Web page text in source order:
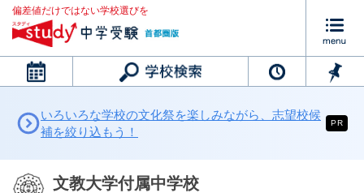
偏差値だけではない学校選びを
カレンダー
いろいろな学校の文化祭を楽しみながら、志望校候
補を絞り込もう！
PR
文教大学付属中学校